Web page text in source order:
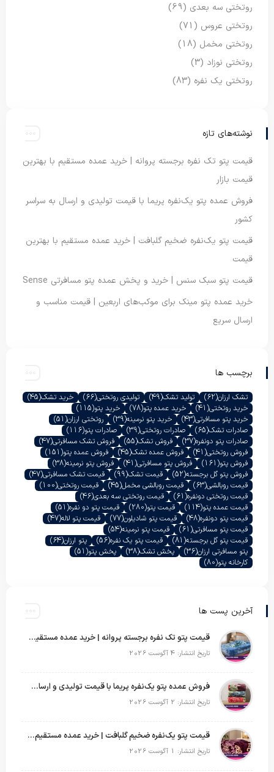
روتختی سه بعدی (69)
روتختی عروس (71)
روتختی مخمل (18)
روتختی نوزاد (3)
روتختی یک نفره (83)
نوشته‌های تازه
قیمت پتو تک نفره برجسته پروانه | خرید عمده مستقیم با بهترین
قیمت بازار
فروش عمده پتو یک‌نفره پریما با قیمت تولیدی و ارسال به سراسر
کشور
قیمت پتو یک‌نفره ضخیم گلبافت | خرید عمده مستقیم با بهترین
قیمت
قیمت پتو سبک سنس | خرید و پخش عمده پتو مسافرتی Sense
خرید عمده پتو مینک برای موکب‌های اربعین | قیمت مناسب و
ارسال سریع
برچسب ها
تشک ارزان(62) تولید تشک(49) تولیدی روتختی(66) خرید تشک(45)
خرید روتختی(41) خرید عمده پتو(78) خرید پتو(115)
خرید پتو مسافرتی(43) خرید پتو نرمینه(39) روتختی ارزان(51)
صادرات تشک(65) صادرات روتختی(39) صادرات پتو(116)
صادرات پتو دونفره(37) فروش تشک(55) فروش تشک مسافرتی(47)
فروش روتختی(41) فروش عمده تشک(45) فروش عمده پتو(151)
فروش پتو(161) فروش پتو مسافرتی(41) فروش پتو نرمینه(38)
فروش پتو گل برجسته(52) قیمت تشک(99) قیمت تشک مسافرتی(47)
قیمت روبالشی(63) قیمت روبالشی مخمل(45) قیمت روتختی(100)
قیمت روتختی دونفره(61) قیمت روتختی سه بعدی(46)
قیمت عمده پتو(114) قیمت پتو(280) قیمت پتو دو نفره(51)
قیمت پتو دونفره(48) قیمت پتو شادیلون(77) قیمت پتو لاله(47)
قیمت پتو مسافرتی(61) قیمت پتو نرمینه(54)
قیمت پتو گل برجسته(81) قیمت پتو یک نفره(56) پتو ارزان(64)
پتو مسافرتی ارزان(36) پخش تشک(38) پخش پتو(51)
کارخانه پتو(80)
آخرین پست ها
قیمت پتو تک نفره برجسته پروانه | خرید عمده مستقیم با بهترین قیمت بازار
تاریخ انتشار: 4 آگوست 2026
فروش عمده پتو یک‌نفره پریما با قیمت تولیدی و ارسال به سراسر کشور
تاریخ انتشار: 2 آگوست 2026
قیمت پتو یک‌نفره ضخیم گلبافت | خرید عمده مستقیم با بهترین قیمت
تاریخ انتشار: 1 آگوست 2026